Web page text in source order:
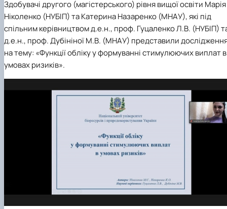
Здобувачі другого (магістерського) рівня вищої освіти Марія
Ніколенко (НУБІП) та Катерина Назаренко (МНАУ), які під
спільним керівництвом д.е.н., проф. Гуцаленко Л.В. (НУБІП)
д.е.н., проф. Дубініної М.В. (МНАУ) представили
на тему: «Функції обліку у формуванні стимулюючих виплат в
умовах ризиків».